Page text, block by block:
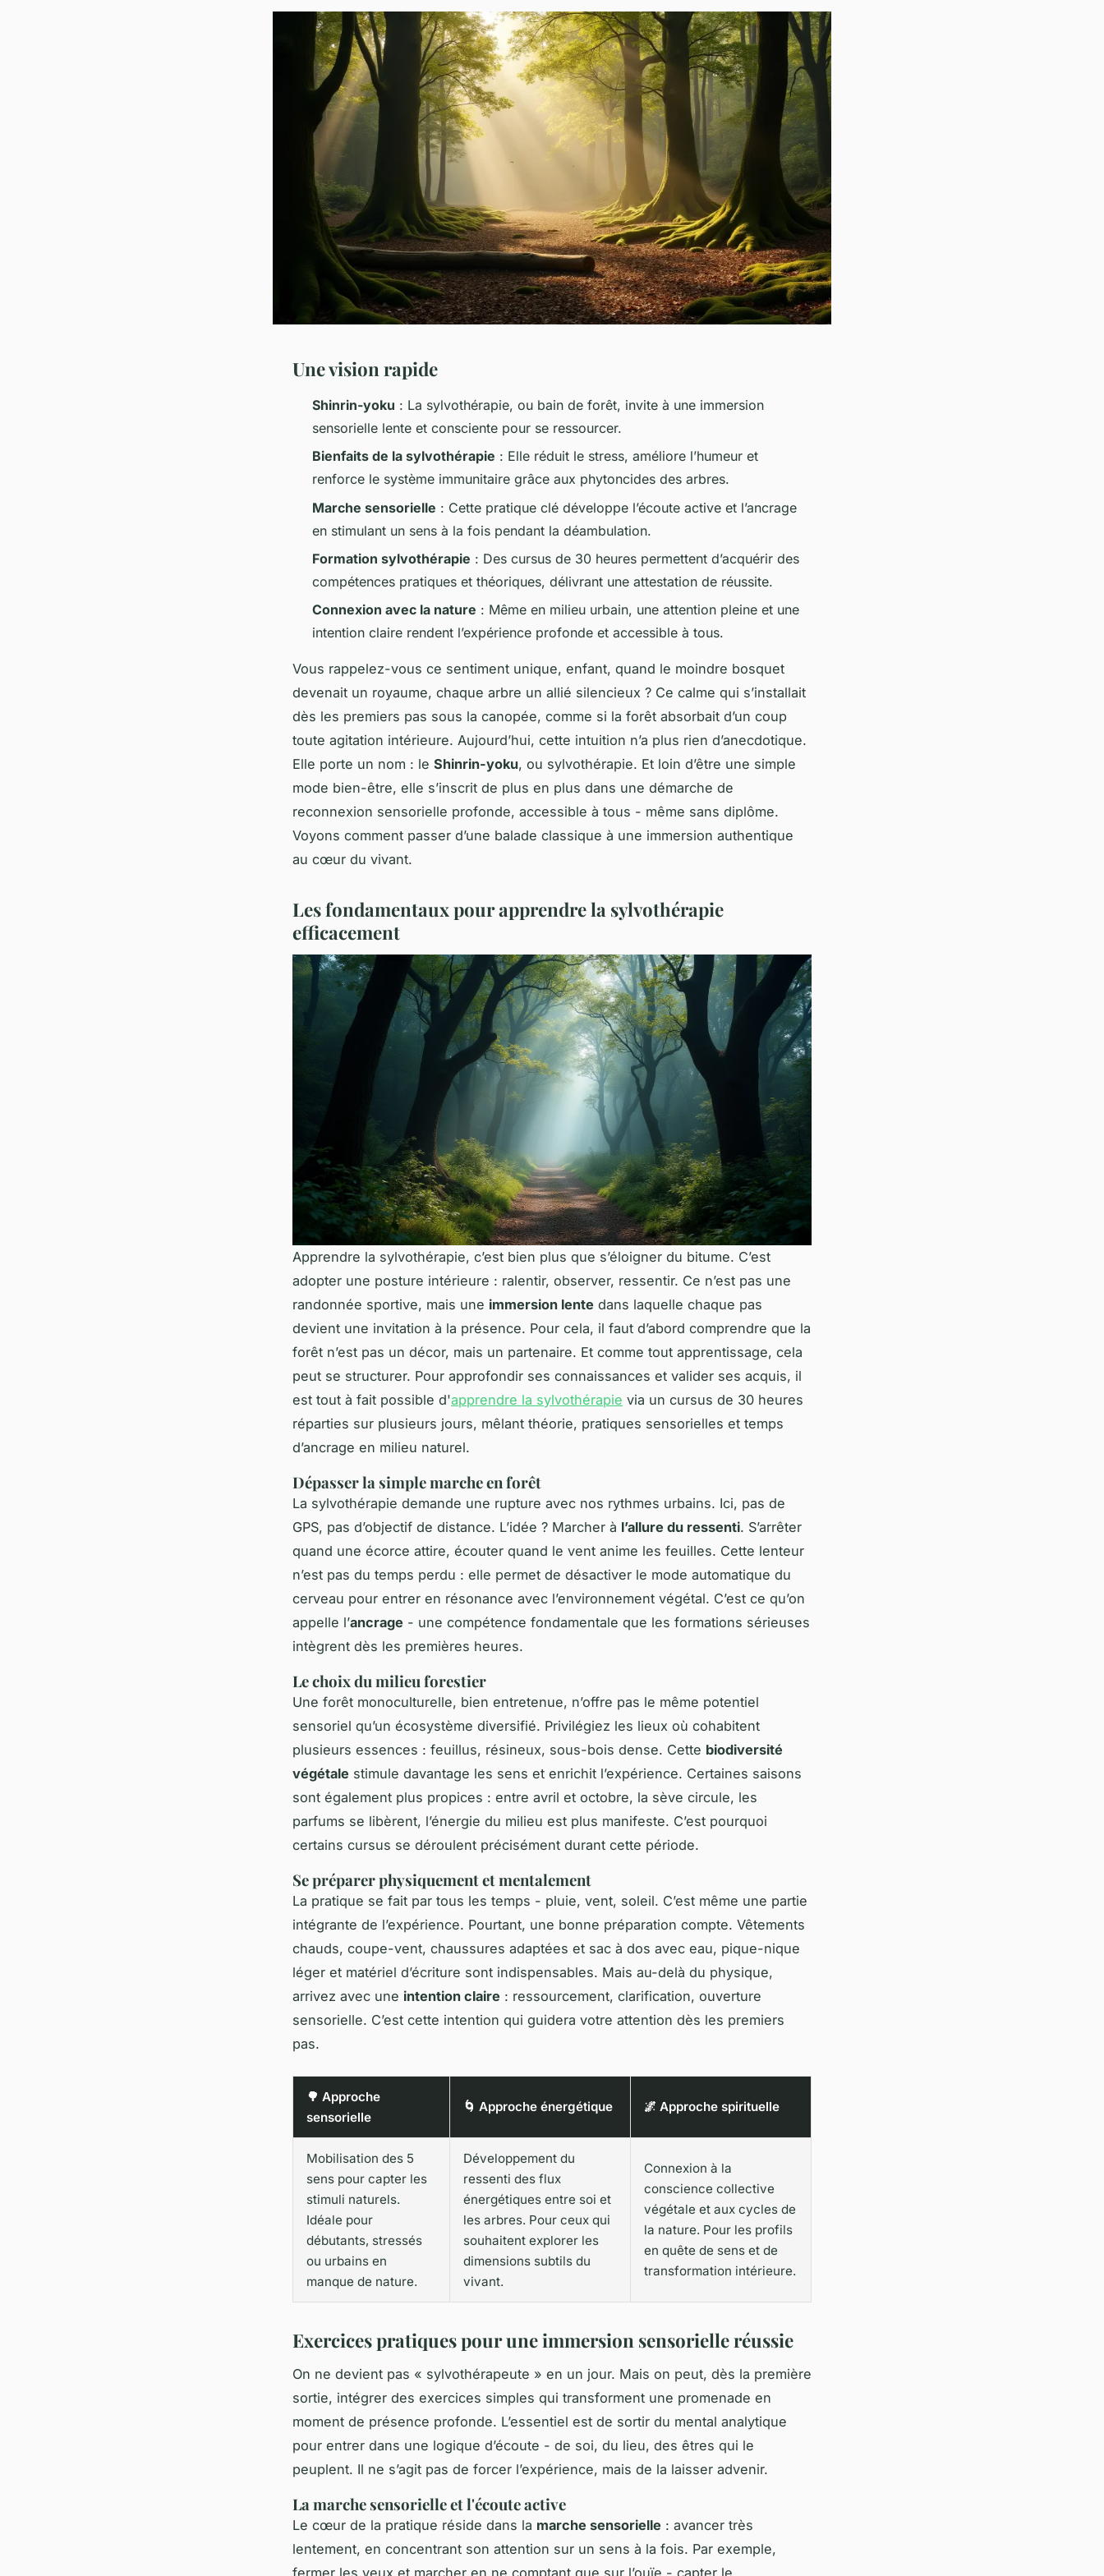
Une vision rapide
Shinrin-yoku : La sylvothérapie, ou bain de forêt, invite à une immersion
sensorielle lente et consciente pour se ressourcer.
Bienfaits de la sylvothérapie : Elle réduit le stress, améliore l’humeur et
renforce le système immunitaire grâce aux phytoncides des arbres.
Marche sensorielle : Cette pratique clé développe l’écoute active et l’ancrage
en stimulant un sens à la fois pendant la déambulation.
Formation sylvothérapie : Des cursus de 30 heures permettent d’acquérir des
compétences pratiques et théoriques, délivrant une attestation de réussite.
Connexion avec la nature : Même en milieu urbain, une attention pleine et une
intention claire rendent l’expérience profonde et accessible à tous.
Vous rappelez-vous ce sentiment unique, enfant, quand le moindre bosquet
devenait un royaume, chaque arbre un allié silencieux ? Ce calme qui s’installait
dès les premiers pas sous la canopée, comme si la forêt absorbait d’un coup
toute agitation intérieure. Aujourd’hui, cette intuition n’a plus rien d’anecdotique.
Elle porte un nom : le Shinrin-yoku, ou sylvothérapie. Et loin d’être une simple
mode bien-être, elle s’inscrit de plus en plus dans une démarche de
reconnexion sensorielle profonde, accessible à tous - même sans diplôme.
Voyons comment passer d’une balade classique à une immersion authentique
au cœur du vivant.
Les fondamentaux pour apprendre la sylvothérapie
efficacement
Apprendre la sylvothérapie, c’est bien plus que s’éloigner du bitume. C’est
adopter une posture intérieure : ralentir, observer, ressentir. Ce n’est pas une
randonnée sportive, mais une immersion lente dans laquelle chaque pas
devient une invitation à la présence. Pour cela, il faut d’abord comprendre que la
forêt n’est pas un décor, mais un partenaire. Et comme tout apprentissage, cela
peut se structurer. Pour approfondir ses connaissances et valider ses acquis, il
est tout à fait possible d'apprendre la sylvothérapie via un cursus de 30 heures
réparties sur plusieurs jours, mêlant théorie, pratiques sensorielles et temps
d’ancrage en milieu naturel.
Dépasser la simple marche en forêt
La sylvothérapie demande une rupture avec nos rythmes urbains. Ici, pas de
GPS, pas d’objectif de distance. L’idée ? Marcher à l’allure du ressenti. S’arrêter
quand une écorce attire, écouter quand le vent anime les feuilles. Cette lenteur
n’est pas du temps perdu : elle permet de désactiver le mode automatique du
cerveau pour entrer en résonance avec l’environnement végétal. C’est ce qu’on
appelle l’ancrage - une compétence fondamentale que les formations sérieuses
intègrent dès les premières heures.
Le choix du milieu forestier
Une forêt monoculturelle, bien entretenue, n’offre pas le même potentiel
sensoriel qu’un écosystème diversifié. Privilégiez les lieux où cohabitent
plusieurs essences : feuillus, résineux, sous-bois dense. Cette biodiversité
végétale stimule davantage les sens et enrichit l’expérience. Certaines saisons
sont également plus propices : entre avril et octobre, la sève circule, les
parfums se libèrent, l’énergie du milieu est plus manifeste. C’est pourquoi
certains cursus se déroulent précisément durant cette période.
Se préparer physiquement et mentalement
La pratique se fait par tous les temps - pluie, vent, soleil. C’est même une partie
intégrante de l’expérience. Pourtant, une bonne préparation compte. Vêtements
chauds, coupe-vent, chaussures adaptées et sac à dos avec eau, pique-nique
léger et matériel d’écriture sont indispensables. Mais au-delà du physique,
arrivez avec une intention claire : ressourcement, clarification, ouverture
sensorielle. C’est cette intention qui guidera votre attention dès les premiers
pas.
🌳 Approche
sensorielle
🌀 Approche énergétique 🌌 Approche spirituelle
Mobilisation des 5
sens pour capter les
stimuli naturels.
Idéale pour
débutants, stressés
ou urbains en
manque de nature.
Développement du
ressenti des flux
énergétiques entre soi et
les arbres. Pour ceux qui
souhaitent explorer les
dimensions subtils du
vivant.
Connexion à la
conscience collective
végétale et aux cycles de
la nature. Pour les profils
en quête de sens et de
transformation intérieure.
Exercices pratiques pour une immersion sensorielle réussie
On ne devient pas « sylvothérapeute » en un jour. Mais on peut, dès la première
sortie, intégrer des exercices simples qui transforment une promenade en
moment de présence profonde. L’essentiel est de sortir du mental analytique
pour entrer dans une logique d’écoute - de soi, du lieu, des êtres qui le
peuplent. Il ne s’agit pas de forcer l’expérience, mais de la laisser advenir.
La marche sensorielle et l'écoute active
Le cœur de la pratique réside dans la marche sensorielle : avancer très
lentement, en concentrant son attention sur un sens à la fois. Par exemple,
fermer les yeux et marcher en ne comptant que sur l’ouïe - capter le